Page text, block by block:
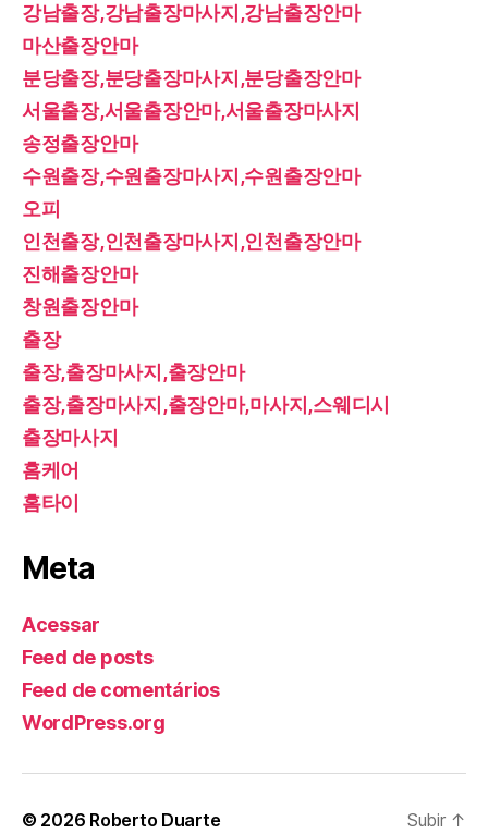
강남출장,강남출장마사지,강남출장안마
마산출장안마
분당출장,분당출장마사지,분당출장안마
서울출장,서울출장안마,서울출장마사지
송정출장안마
수원출장,수원출장마사지,수원출장안마
오피
인천출장,인천출장마사지,인천출장안마
진해출장안마
창원출장안마
출장
출장,출장마사지,출장안마
출장,출장마사지,출장안마,마사지,스웨디시
출장마사지
홈케어
홈타이
Meta
Acessar
Feed de posts
Feed de comentários
WordPress.org
© 2026 Roberto Duarte Subir ↑